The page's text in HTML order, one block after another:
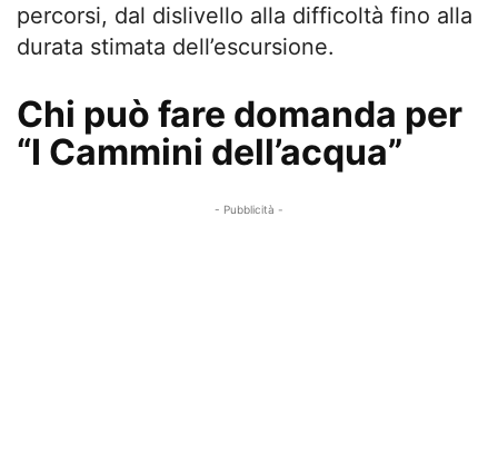
percorsi, dal dislivello alla difficoltà fino alla
durata stimata dell’escursione.
Chi può fare domanda per
“I Cammini dell’acqua”
- Pubblicità -